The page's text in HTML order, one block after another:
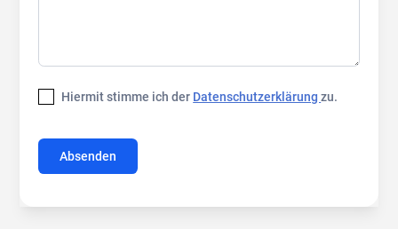
Hiermit stimme ich der Datenschutzerklärungzu.